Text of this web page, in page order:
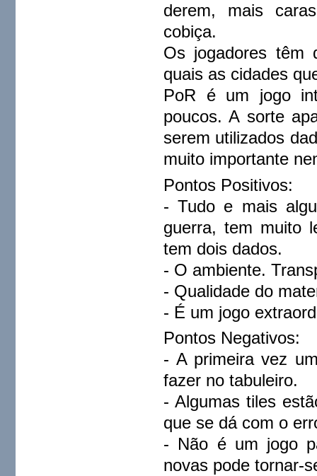
derem, mais
cobiça.
Os jogadores têm
quais as cidades
PoR é um jogo
poucos. A sorte
serem utilizados
muito importante
Pontos Positivos:
- Tudo e mais
guerra, tem muito
tem dois dados.
- O ambiente.
- Qualidade do
- É um jogo
Pontos Negativos:
- A primeira vez
fazer no tabuleiro.
- Algumas tiles
que se dá com o
- Não é um jogo
novas pode tornar-